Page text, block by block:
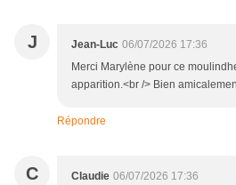
J Jean-Luc 06/07/2026 17:36
Merci Marylène pour ce
apparition.<br /> Bien
Répondre
C Claudie 06/07/2026 17:36